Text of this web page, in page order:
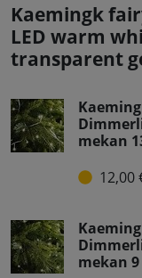
Kaemingk
LED warm
transparent
Dimmerli
mekan
12,00
Dimmerli
mekan